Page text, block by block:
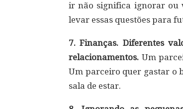
ir não significa ignorar ou
levar essas questões para
7. Finanças. Diferentes
relacionamentos. Um
Um parceiro quer gastar o
sala de estar.